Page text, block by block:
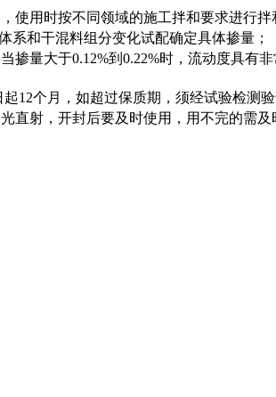
使用时按不同领域的施工拌和要求进行拌
系和干混料组分变化试配确定具体掺量；
掺量大于0.12%到0.22%时，流动度具有
12个月，如超过保质期，须经试验检测验
直射，开封后要及时使用，用不完的需及